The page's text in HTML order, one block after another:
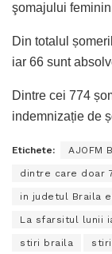
şomajului
Din totalul
iar 66 sunt
Dintre cei 774
indemnizație de
Etichete: AJOFM
dintre care doar
in judetul Braila
La sfarsitul lunii
stiri braila